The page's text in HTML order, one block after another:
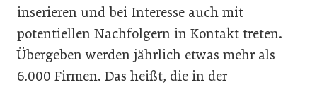
inserieren und bei Interesse auch mit
potentiellen Nachfolgern in Kontakt treten.
Übergeben werden jährlich etwas mehr als
6.000 Firmen. Das heißt, die in der